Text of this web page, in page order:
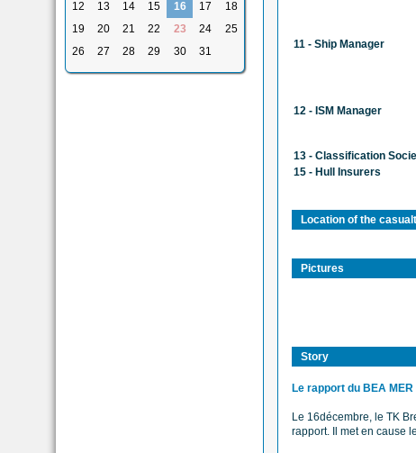
12
13 14 15 16 17
18
19
20 21 22 23 24
25
26
27 28 29 30 31
11 - Ship Manager
12 - ISM Manager
13 - Classification
15 - Hull Insurers
Location of the
Pictures
Story
Le rapport du BEA
Le 16décembre, le TK
rapport. Il met en cause